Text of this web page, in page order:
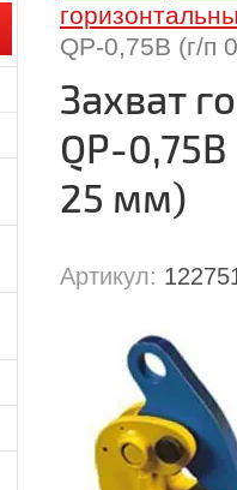
QP-0,75B (г/п
Захват
QP-
25 мм)
Артикул: